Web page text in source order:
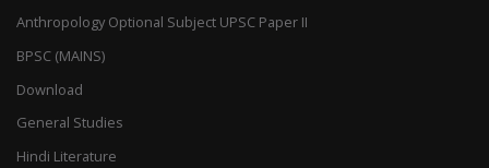
Anthropology Optional Subject UPSC Paper II
BPSC (MAINS)
Download
General Studies
Hindi Literature